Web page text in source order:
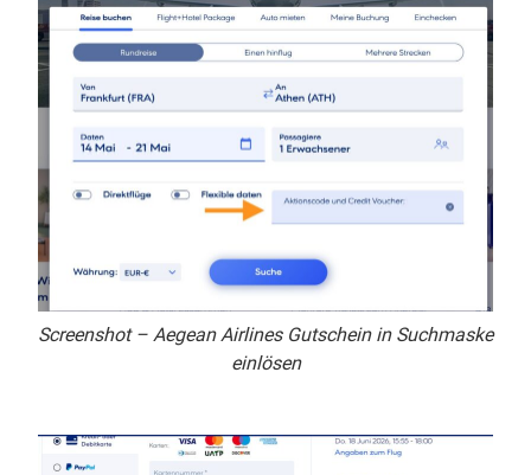
Screenshot – Aegean Airlines Gutschein in Suchmaske
einlösen